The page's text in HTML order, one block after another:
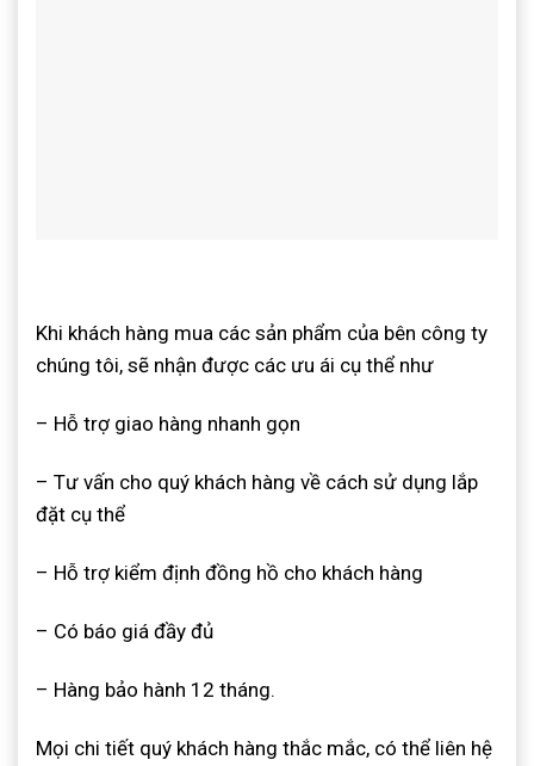
Khi khách hàng mua các sản phẩm của bên công ty
chúng tôi, sẽ nhận được các ưu ái cụ thể như
– Hỗ trợ giao hàng nhanh gọn
– Tư vấn cho quý khách hàng về cách sử dụng lắp
đặt cụ thể
– Hỗ trợ kiểm định đồng hồ cho khách hàng
– Có báo giá đầy đủ
– Hàng bảo hành 12 tháng.
Mọi chi tiết quý khách hàng thắc mắc, có thể liên hệ